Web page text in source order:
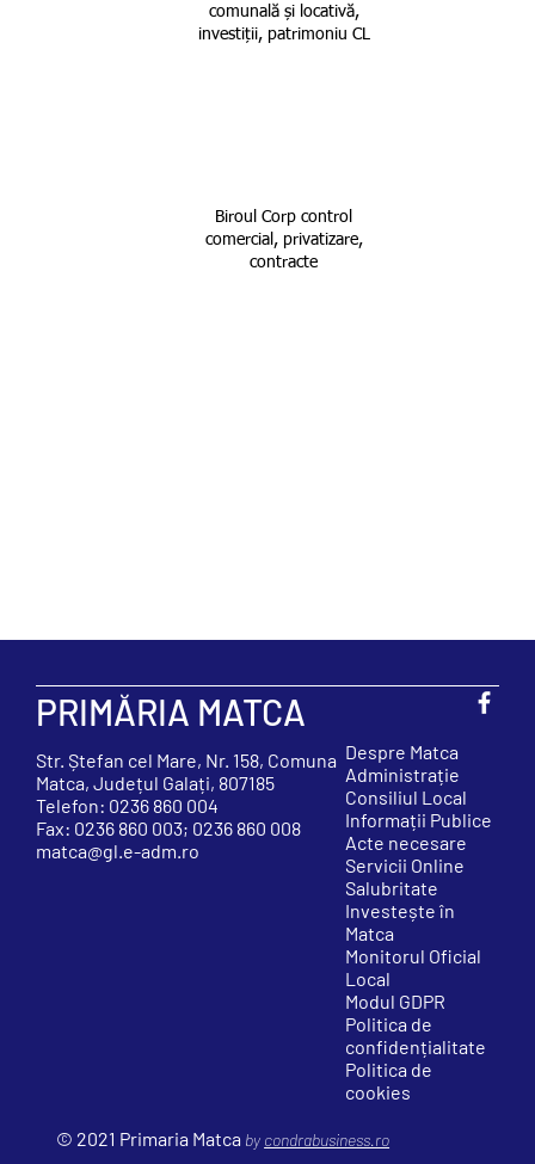
comunală și locativă,
investiții, patrimoniu CL
Biroul Corp control
comercial, privatizare,
contracte
Str. Ștefan cel Mare, Nr. 158, Comuna
Matca, Județul Galați, 807185
Telefon: 0236 860 004
Fax: 0236 860 003; 0236 860 008
matca@gl.e-adm.ro
PRIMĂRIA MATCA
Despre Matca
Administrație
Consiliul Local
Informații Publice
Acte necesare
Servicii Online
Salubritate
Investește în
Matca
Monitorul Oficial
Local
Modul GDPR
Politica de
confidențialitate
Politica de
cookies
© 2021 Primaria Matca by condrabusiness.ro